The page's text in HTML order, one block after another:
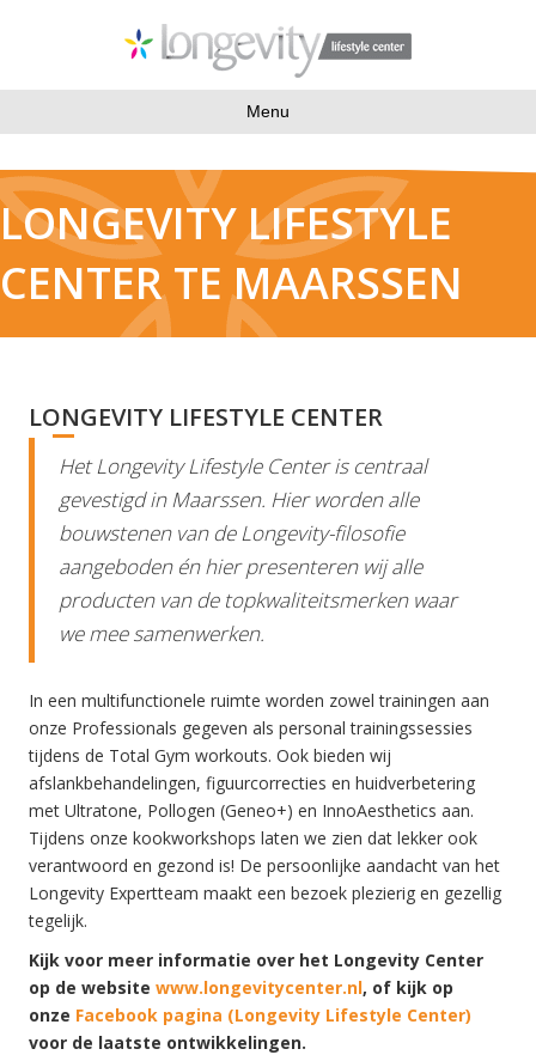
Menu
LONGEVITY LIFESTYLE
CENTER TE MAARSSEN
LONGEVITY LIFESTYLE CENTER
Het Longevity Lifestyle Center is centraal
gevestigd in Maarssen. Hier worden alle
bouwstenen van de Longevity-filosofie
aangeboden én hier presenteren wij alle
producten van de topkwaliteitsmerken waar
we mee samenwerken.
In een multifunctionele ruimte worden zowel trainingen aan
onze Professionals gegeven als personal trainingssessies
tijdens de Total Gym workouts. Ook bieden wij
afslankbehandelingen, figuurcorrecties en huidverbetering
met Ultratone, Pollogen (Geneo+) en InnoAesthetics aan.
Tijdens onze kookworkshops laten we zien dat lekker ook
verantwoord en gezond is! De persoonlijke aandacht van het
Longevity Expertteam maakt een bezoek plezierig en gezellig
tegelijk.
Kijk voor meer informatie over het Longevity Center
op de website www.longevitycenter.nl, of kijk op
onze Facebook pagina (Longevity Lifestyle Center)
voor de laatste ontwikkelingen.